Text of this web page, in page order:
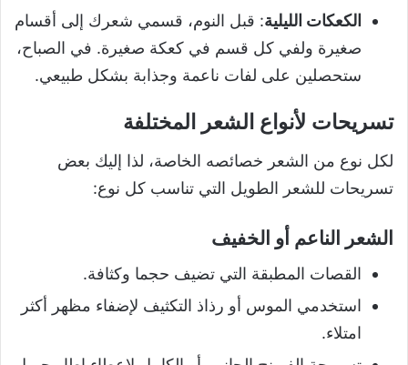
الكعكات الليلية: قبل النوم، قسمي شعرك إلى أقسام
صغيرة ولفي كل قسم في كعكة صغيرة. في الصباح،
ستحصلين على لفات ناعمة وجذابة بشكل طبيعي.
تسريحات لأنواع الشعر المختلفة
لكل نوع من الشعر خصائصه الخاصة، لذا إليك بعض
تسريحات للشعر الطويل التي تناسب كل نوع:
الشعر الناعم أو الخفيف
القصات المطبقة التي تضيف حجما وكثافة.
استخدمي الموس أو رذاذ التكثيف لإضفاء مظهر أكثر
امتلاء.